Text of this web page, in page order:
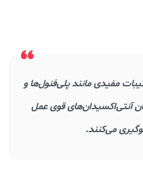
مفیدی مانند پلی‌فنول‌ها و
آنتی‌اکسیدان‌های قوی عمل
می‌کنند.